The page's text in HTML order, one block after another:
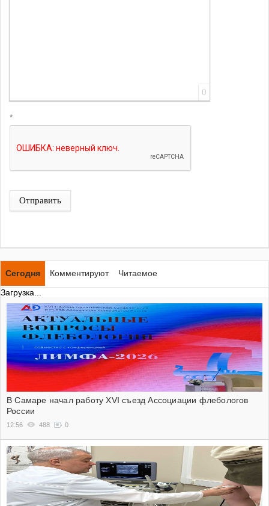
0
*
Отправить
Сегодня Комментируют
Читаемое
Загрузка...
В Самаре начал работу XVI съезд Ассоциации флебологов
России
12:56 488 0